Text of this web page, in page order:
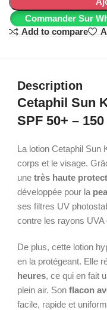
Commander Sur
Add to compare
Description
Cetaphil Sun
SPF 50+ –
La lotion Cetaphil Sun
corps et le visage.
unetrès haute
développée pour la
ses filtres UV
contre les rayons UVA
De plus, cette lotion
en la protégeant. Elle
heures, ce qui en fait
plein air. Sonflacon
facile, rapide et